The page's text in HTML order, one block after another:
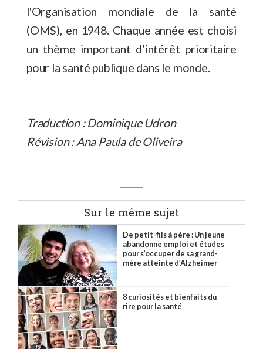
l'Organisation mondiale de la santé
(OMS), en 1948. Chaque année est choisi
un thème important d’intérêt prioritaire
pour la santé publique dans le monde.
Traduction : Dominique Udron
Révision : Ana Paula de Oliveira
Sur le même sujet
De petit-fils à père : Un jeune
abandonne emploi et études
pour s’occuper de sa grand-
mère atteinte d’Alzheimer
8 curiosités et bienfaits du
rire pour la santé